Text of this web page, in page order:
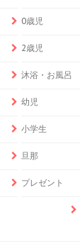
0歳児
2歳児
沐浴・お風呂
幼児
小学生
旦那
プレゼント